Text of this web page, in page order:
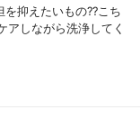
抑えたいもの?? こち
アしながら洗浄してく